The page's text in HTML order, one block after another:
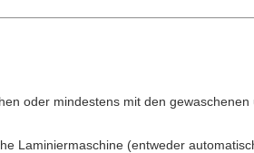
oder mindestens mit den
Laminiermaschine (entweder